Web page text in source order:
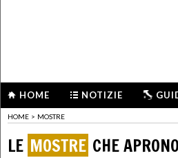
HOME NOTIZIE
HOME > MOSTRE
LE MOSTRE CHE